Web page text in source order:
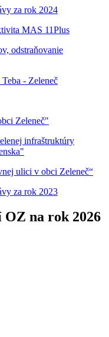
za rok 2024
MAS 11Plus
odstraňovanie
- Zeleneč
Zeleneč"
infraštruktúry
ulici v obci Zeleneč“
za rok 2023
na rok 2026